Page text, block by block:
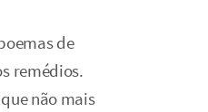
de
remédios.
não mais